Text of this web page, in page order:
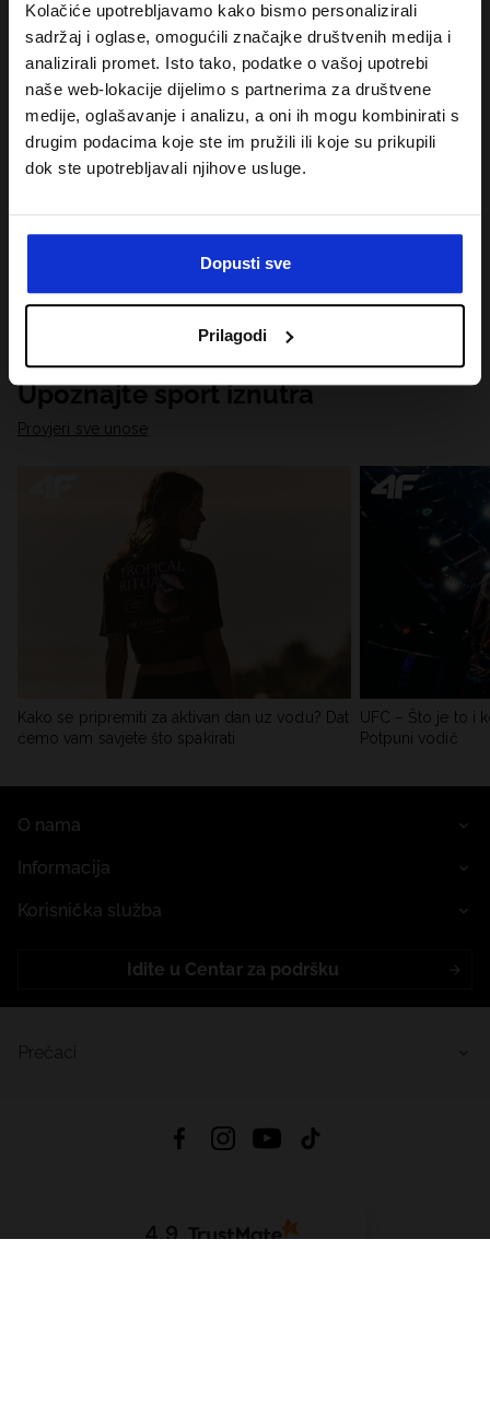
Kolačiće upotrebljavamo kako bismo personalizirali
sadržaj i oglase, omogućili značajke društvenih medija i
analizirali promet. Isto tako, podatke o vašoj upotrebi
naše web-lokacije dijelimo s partnerima za društvene
medije, oglašavanje i analizu, a oni ih mogu kombinirati s
drugim podacima koje ste im pružili ili koje su prikupili
dok ste upotrebljavali njihove usluge.
Dopusti sve
Prilagodi
Upoznajte sport iznutra
Provjeri sve unose
Kako se pripremiti za aktivan dan uz vodu? Dat
ćemo vam savjete što spakirati
UFC – Što je to i
Potpuni vodič
O nama
Informacija
Korisnička služba
Idite u Centar za podršku
4.9